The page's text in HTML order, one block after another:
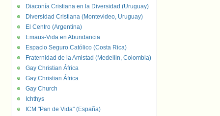
Diaconía Cristiana en la Diversidad (Uruguay)
Diversidad Cristiana (Montevideo, Uruguay)
El Centro (Argentina)
Emaus-Vida en Abundancia
Espacio Seguro Católico (Costa Rica)
Fraternidad de la Amistad (Medellin, Colombia)
Gay Christian África
Gay Christian África
Gay Church
Ichthys
ICM "Pan de Vida" (España)